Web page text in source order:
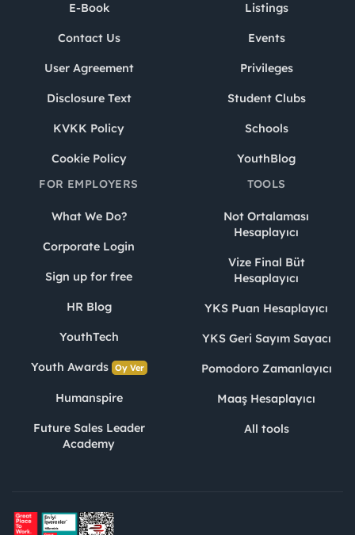
E-Book
Contact Us
User Agreement
Disclosure Text
KVKK Policy
Cookie Policy
Listings
Events
Privileges
Student Clubs
Schools
YouthBlog
FOR EMPLOYERS
What We Do?
Corporate Login
Sign up for free
HR Blog
YouthTech
Youth Awards Oy Ver
Humanspire
Future Sales Leader
Academy
TOOLS
Not Ortalaması
Hesaplayıcı
Vize Final Büt
Hesaplayıcı
YKS Puan Hesaplayıcı
YKS Geri Sayım Sayacı
Pomodoro Zamanlayıcı
Maaş Hesaplayıcı
All tools